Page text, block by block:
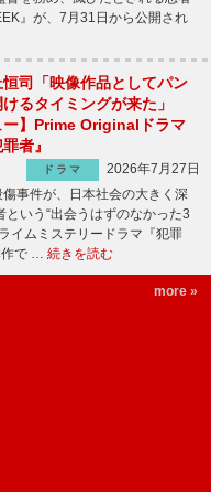
』が、7月31日から公開され
司「映像作品としてパン
るタイミングが来た」
ー】Prime Originalドラマ
者』
ドラマ
2026年7月27日
事件が、日本社会の大きく深
いう“出会うはずのなかった3
イムミステリードラマ『犯罪
で … 続きを読む
more »